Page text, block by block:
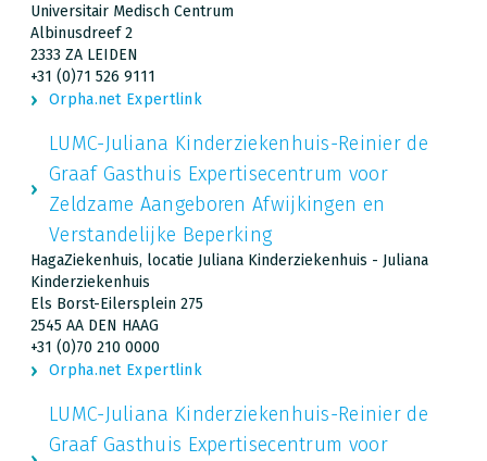
Universitair Medisch Centrum
Albinusdreef 2
2333 ZA LEIDEN
+31 (0)71 526 9111
Orpha.net Expertlink
LUMC-Juliana Kinderziekenhuis-Reinier de
Graaf Gasthuis Expertisecentrum voor
Zeldzame Aangeboren Afwijkingen en
Verstandelijke Beperking
HagaZiekenhuis, locatie Juliana Kinderziekenhuis - Juliana
Kinderziekenhuis
Els Borst-Eilersplein 275
2545 AA DEN HAAG
+31 (0)70 210 0000
Orpha.net Expertlink
LUMC-Juliana Kinderziekenhuis-Reinier de
Graaf Gasthuis Expertisecentrum voor